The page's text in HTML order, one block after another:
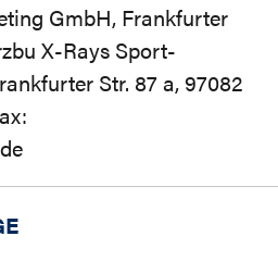
GmbH, Frankfurter
X-Rays Sport-
Str. 87 a, 97082